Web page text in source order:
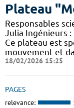
Plateau
Responsables
Julia Ingénieurs
Ce plateau est
mouvement et
18/02/2026 15:25
PAGES
relevance: